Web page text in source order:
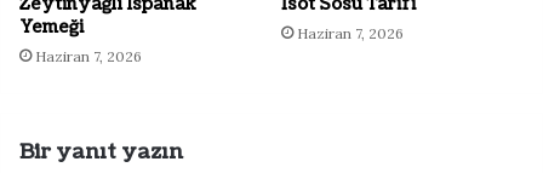
Yemeği
Haziran 7, 2026
Haziran 7, 2026
Bir yanıt yazın